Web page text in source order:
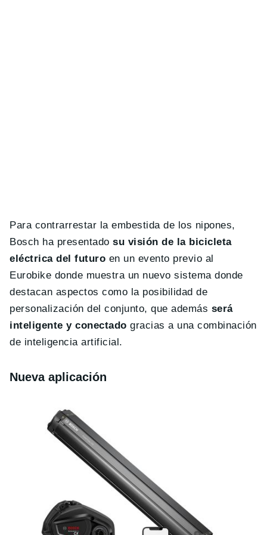
Para contrarrestar la embestida de los nipones,
Bosch ha presentadosu visión de la bicicleta
eléctrica del futuro en un evento previo al
Eurobike donde muestra un nuevo sistema donde
destacan aspectos como la posibilidad de
personalización del conjunto, que además será
inteligente y conectado gracias a una combinación
de inteligencia artificial.
Nueva aplicación